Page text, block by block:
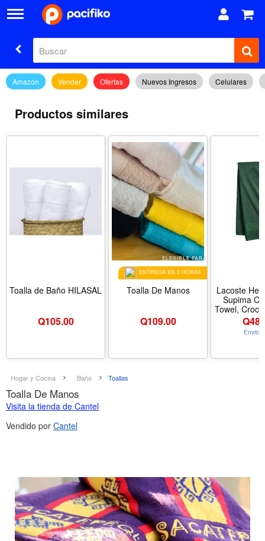
Amazon Vender Ofertas Nuevos Ingresos Celulares
Productos similares
Toalla de Baño HILASAL
Q105.00
ELEGIBLE PARA
ENTREGA EN 2 HORAS
Toalla De Manos
Q109.00
Lacoste
Supima
Towel, Croc
54 –
Quick
Super Soft
for All
Q
Envio
Hogar y Cocina Baño Toallas
Toalla De Manos
Visita la tienda de Cantel
Vendido por Cantel